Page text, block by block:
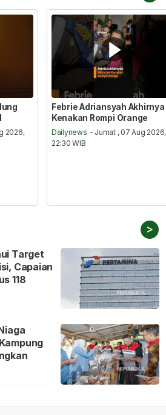
2026,
Febrie Adriansyah Akhirnya
Kenakan Rompi Orange
Dailynews - Jumat , 07 Aug 2026,
22:30 WIB
>
Target
Capaian
118